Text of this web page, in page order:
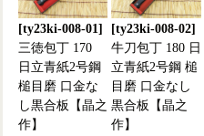
[ty23ki-008-01]
三徳包丁 170
日立青紙2号鋼
槌目磨 口金な
し黒合板【晶之
作】
[ty23ki-008-02]
牛刀包丁 180 日
立青紙2号鋼 槌
目磨 口金なし
黒合板【晶之
作】